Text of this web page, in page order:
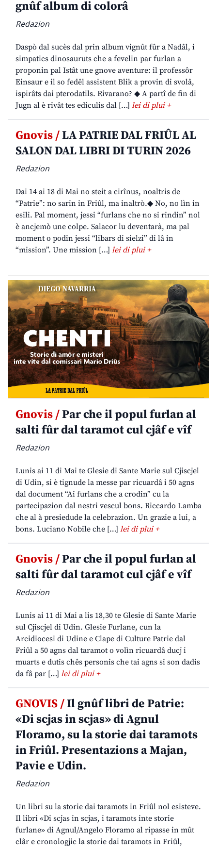
gnûf album di colorâ
Redazion
Daspò dal sucès dal prin album vignût fûr a Nadâl, i
simpatics dinosauruts che a fevelin par furlan a
proponin pal Istât une gnove aventure: il professôr
Einsaur e il so fedêl assistent Blik a provin di svolâ,
ispirâts dai pterodatils. Rivarano? ◆ A partî de fin di
Jugn al è rivât tes ediculis dal […] lei di plui +
Gnovis /LA PATRIE DAL FRIÛL AL
SALON DAL LIBRI DI TURIN 2026
Redazion
Dai 14 ai 18 di Mai no steit a cirînus, noaltris de
“Patrie”: no sarin in Friûl, ma inaltrò.◆ No, no lìn in
esili. Pal moment, jessi “furlans che no si rindin” nol
è ancjemò une colpe. Salacor lu deventarà, ma pal
moment o podin jessi “libars di sielzi” di lâ in
“mission”. Une mission […] lei di plui +
Gnovis /Par che il popul furlan al
salti fûr dal taramot cul cjâf e vîf
Redazion
Lunis ai 11 di Mai te Glesie di Sante Marie sul Cjiscjel
di Udin, si è tignude la messe par ricuardâ i 50 agns
dal document “Ai furlans che a crodin” cu la
partecipazion dal nestri vescul bons. Riccardo Lamba
che al à presiedude la celebrazion. Un grazie a lui, a
bons. Luciano Nobile che […] lei di plui +
Gnovis /Par che il popul furlan al
salti fûr dal taramot cul cjâf e vîf
Redazion
Lunis ai 11 di Mai a lis 18,30 te Glesie di Sante Marie
sul Cjiscjel di Udin. Glesie Furlane, cun la
Arcidiocesi di Udine e Clape di Culture Patrie dal
Friûl a 50 agns dal taramot o volìn ricuardâ ducj i
muarts e dutis chês personis che tai agns si son dadis
da fâ par […] lei di plui +
GNOVIS /Il gnûf libri de Patrie:
«Di scjas in scjas» di Agnul
Floramo, su la storie dai taramots
in Friûl. Presentazions a Majan,
Pavie e Udin.
Redazion
Un libri su la storie dai taramots in Friûl nol esisteve.
Il libri «Di scjas in scjas, i taramots inte storie
furlane» di Agnul/Angelo Floramo al ripasse in mût
clâr e cronologjic la storie dai taramots in Friûl,